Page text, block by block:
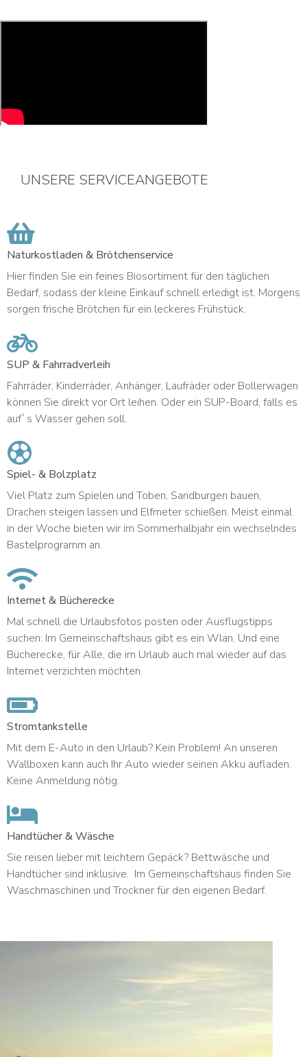
UNSERE SERVICEANGEBOTE
Naturkostladen & Brötchenservice
Hier finden Sie ein feines Biosortiment für den täglichen
Bedarf, sodass der kleine Einkauf schnell erledigt ist. Morgens
sorgen frische Brötchen für ein leckeres Frühstück.
SUP & Fahrradverleih
Fahrräder, Kinderräder, Anhänger, Laufräder oder Bollerwagen
können Sie direkt vor Ort leihen. Oder ein SUP-Board, falls es
auf`s Wasser gehen soll.
Spiel- & Bolzplatz
Viel Platz zum Spielen und Toben, Sandburgen bauen,
Drachen steigen lassen und Elfmeter schießen. Meist einmal
in der Woche bieten wir im Sommerhalbjahr ein wechselndes
Bastelprogramm an.
Internet & Bücherecke
Mal schnell die Urlaubsfotos posten oder Ausflugstipps
suchen: Im Gemeinschaftshaus gibt es ein Wlan. Und eine
Bücherecke, für Alle, die im Urlaub auch mal wieder auf das
Internet verzichten möchten.
Stromtankstelle
Mit dem E-Auto in den Urlaub? Kein Problem! An unseren
Wallboxen kann auch Ihr Auto wieder seinen Akku aufladen.
Keine Anmeldung nötig.
Handtücher & Wäsche
Sie reisen lieber mit leichtem Gepäck? Bettwäsche und
Handtücher sind inklusive. Im Gemeinschaftshaus finden Sie
Waschmaschinen und Trockner für den eigenen Bedarf.